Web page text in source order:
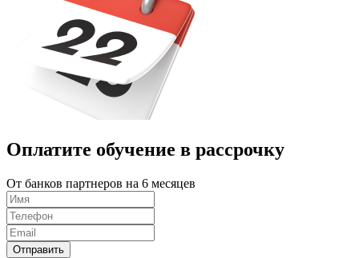
Оплатите обучение в рассрочку
От банков партнеров на 6 месяцев
Отправить